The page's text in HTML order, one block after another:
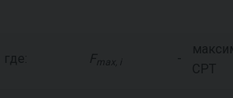
где: F max, i -
СРТ